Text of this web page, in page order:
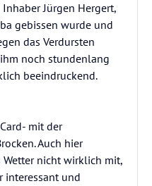
Jürgen Hergert,
gebissen wurde und
das Verdursten
noch stundenlang
beeindruckend.
mit der
Auch hier
Wetter nicht wirklich mit,
interessant und